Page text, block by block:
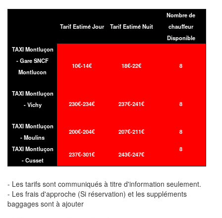
Tarif Estimé Jour Tarif Estimé Nuit
Nombre de
chauffeur
Disponible
TAXI Montluçon
- Gare SNCF
Montlucon
10€-14€ 18€-22€ 8
TAXI Montluçon
- Vichy
230€-234€ 237€-241€ 8
TAXI Montluçon
- Moulins
200€-204€ 207€-211€ 8
TAXI Montluçon
- Cusset
237€-301€ 243€-247€
8
- Les tarifs sont communiqués à titre d'information seulement.
- Les frais d'approche (Si réservation) et les suppléments
baggages sont à ajouter